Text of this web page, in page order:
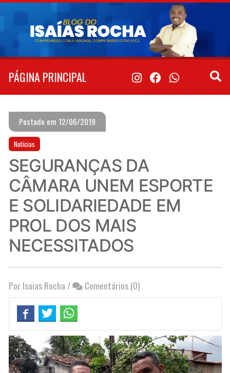
Pular
conteúdo
PÁGINA PRINCIPAL
Postado em 12/06/2019
Notícias
SEGURANÇAS DA
CÂMARA UNEM ESPORTE
E SOLIDARIEDADE EM
PROL DOS MAIS
NECESSITADOS
Por Isaias Rocha / Comentários (0)